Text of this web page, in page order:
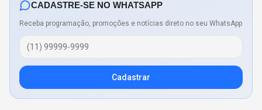
CADASTRE-SE NO WHATSAPP
Receba programação, promoções e notícias direto no seu WhatsApp
Cadastrar